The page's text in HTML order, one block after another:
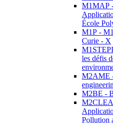
M1MAP
École
M1P -
Curie - X
les défis
M2AME
M2BE -
Pollution